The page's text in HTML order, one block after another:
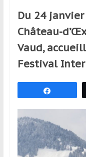
voyageurs
ponctuels
ou
réguliers,
pratiquants,
spectateurs
de
sport,
qui
Du 24 janvier
Château-
Vaud,
Festival